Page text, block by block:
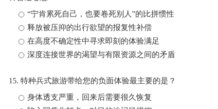
“宁肯累死自己，也要卷死别人”的比拼惯性
释放被压抑的出行欲望的报复性补偿
在高度不确定性中寻求即刻的体验满足
深度连接世界的渴望与有限资源之间的矛盾
15. 特种兵式旅游带给您的负面体验最主要的是？
身体透支严重，回来后需要很久恢复